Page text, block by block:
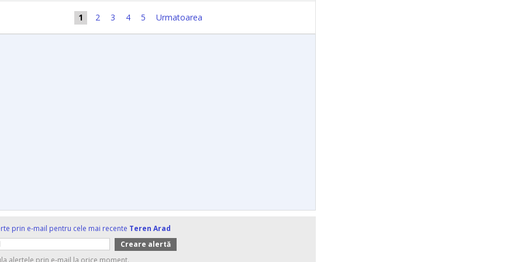
1 2 3 4 5 Urmatoarea
prin e-mail pentru cele mai recente Teren Arad
alertele prin e-mail la orice moment.